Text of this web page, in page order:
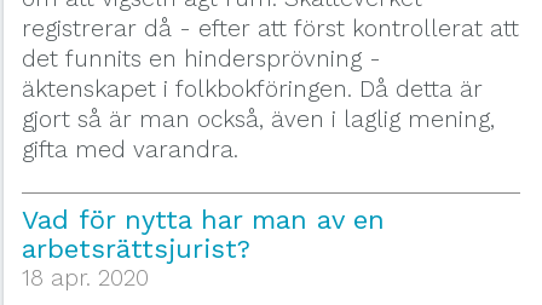
registrerar då - efter att först kontrollerat att
det funnits en hindersprövning -
äktenskapet i folkbokföringen. Då detta är
gjort så är man också, även i laglig mening,
gifta med varandra.
Vad för nytta har man av en
arbetsrättsjurist?
18 apr. 2020